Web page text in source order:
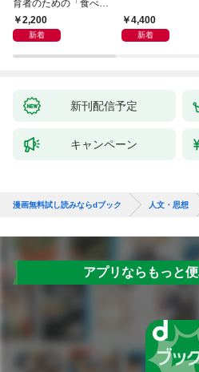
育者のための「食べな
い子」サポートＢＯＯ
Ｋ 偏食・少食のお悩
2,200
新着
4,400
新着
新刊配信予定
キャンペーン
漫画無料試し読みならdブック 人文・思想
アプリならもっと